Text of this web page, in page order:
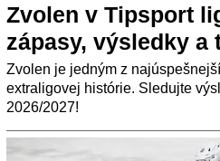
Zvolen v Tipsport
zápasy, výsledky a
Zvolen je jedným z
extraligovej histórie. Sledujte
2026/2027!